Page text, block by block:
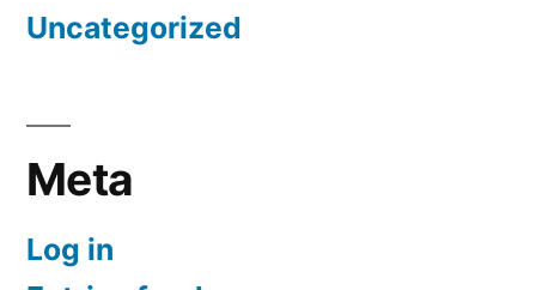
Uncategorized
Meta
Log in